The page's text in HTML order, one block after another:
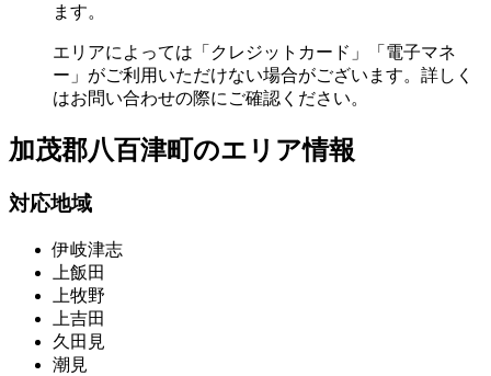
ます。
エリアによっては「クレジットカード」「電子マネ
ー」がご利用いただけない場合がございます。詳しく
はお問い合わせの際にご確認ください。
加茂郡八百津町のエリア情報
対応地域
伊岐津志
上飯田
上牧野
上吉田
久田見
潮見